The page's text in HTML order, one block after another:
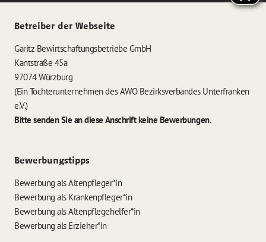
Betreiber der Webseite
Garitz Bewirtschaftungsbetriebe GmbH
Kantstraße 45a
97074 Würzburg
(Ein Tochterunternehmen des AWO Bezirksverbandes Unterfranken
e.V.)
Bitte senden Sie an diese Anschrift keine Bewerbungen.
Bewerbungstipps
Bewerbung als Altenpfleger*in
Bewerbung als Krankenpfleger*in
Bewerbung als Altenpflegehelfer*in
Bewerbung als Erzieher*in